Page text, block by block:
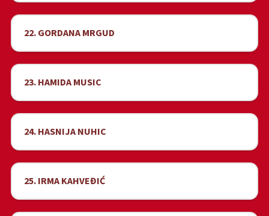
22. GORDANA MRGUD
23. HAMIDA MUSIC
24. HASNIJA NUHIC
25. IRMA KAHVEĐIĆ